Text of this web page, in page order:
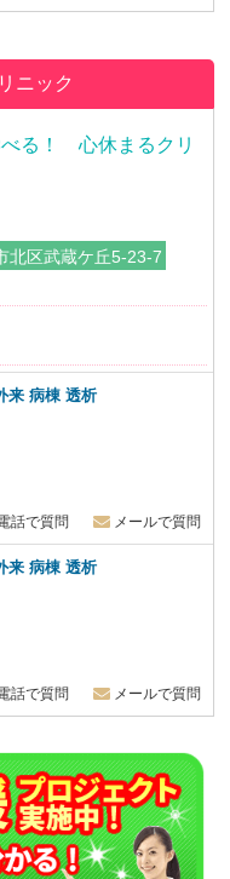
ニック
る！ 心休まるクリ
北区武蔵ケ丘5-23-7
来 病棟 透析
話で質問 メールで質問
来 病棟 透析
話で質問 メールで質問